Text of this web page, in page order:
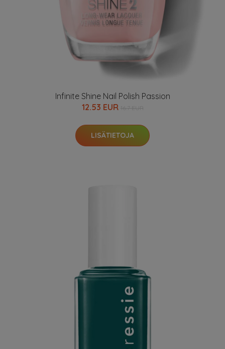
Infinite Shine Nail Polish Passion
12.53 EUR
LISÄTIETOJA